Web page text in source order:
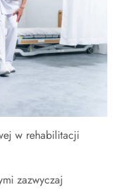
w rehabilitacji
zazwyczaj